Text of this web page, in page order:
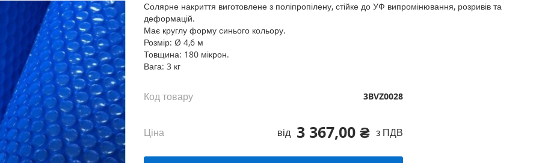
Солярне накриття виготовлене з поліпропілену, стійке до УФ випромінювання, розривів та
деформацій.
Має круглу форму синього кольору.
Розмір: Ø 4,6 м
Товщина: 180 мікрон.
Вага: 3 кг
3 367,00 ₴ з ПДВ
Ціна від
Код товару 3BVZ0028